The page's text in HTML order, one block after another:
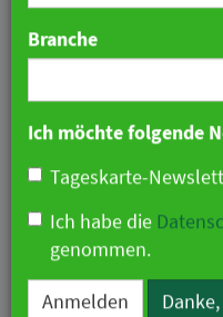
07. Mai 2026 09:34
Ich möchte folgende
Tageskarte-
Ich habe die
genommen.